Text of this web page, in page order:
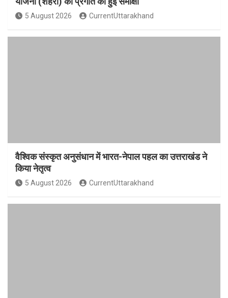
5 August 2026 CurrentUttarakhand
वैश्विक संस्कृत अनुसंधान में भारत-नेपाल पहल का उत्तराखंड ने
किया नेतृत्व
5 August 2026 CurrentUttarakhand